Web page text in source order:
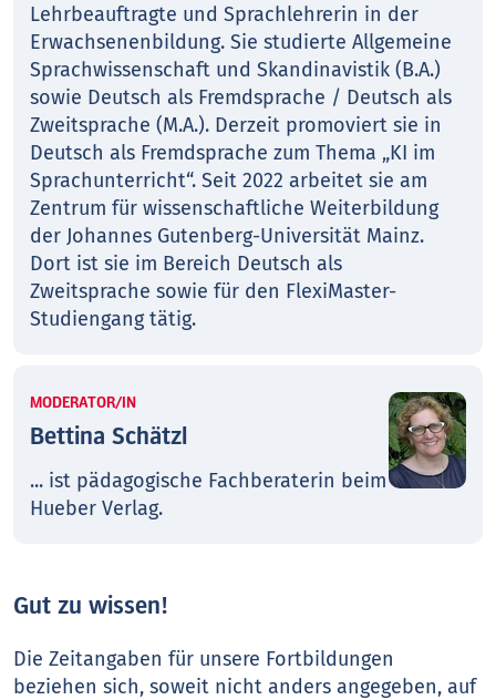
Lehrbeauftragte und Sprachlehrerin in der
Erwachsenenbildung. Sie studierte Allgemeine
Sprachwissenschaft und Skandinavistik (B.A.)
sowie Deutsch als Fremdsprache / Deutsch als
Zweitsprache (M.A.). Derzeit promoviert sie in
Deutsch als Fremdsprache zum Thema „KI im
Sprachunterricht“. Seit 2022 arbeitet sie am
Zentrum für wissenschaftliche Weiterbildung
der Johannes Gutenberg-Universität Mainz.
Dort ist sie im Bereich Deutsch als
Zweitsprache sowie für den FlexiMaster-
Studiengang tätig.
MODERATOR/IN
Bettina Schätzl
... ist pädagogische Fachberaterin beim
Hueber Verlag.
Gut zu wissen!
Die Zeitangaben für unsere Fortbildungen
beziehen sich, soweit nicht anders angegeben, auf